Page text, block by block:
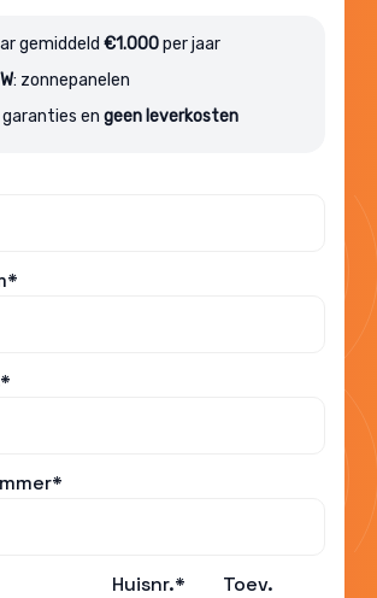
gemiddeld€1.000per jaar
: zonnepanelen
garanties engeen leverkosten
Huisnr.* Toev.